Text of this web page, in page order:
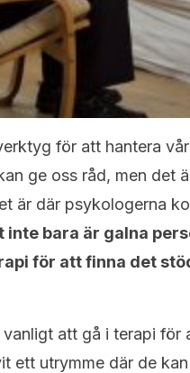
för att hantera
ge oss råd, men det
är där psykologerna
bara är galna
för att finna det
att gå i terapi för
ett utrymme där de